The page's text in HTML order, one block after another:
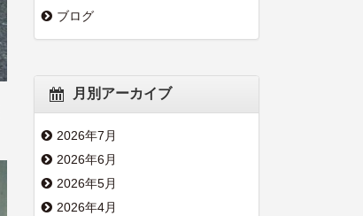
ブログ
月別アーカイブ
2026年7月
2026年6月
2026年5月
2026年4月